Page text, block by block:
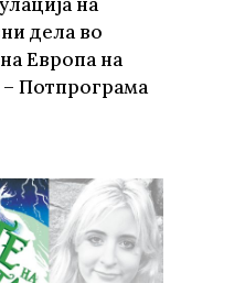
дела во
Европа на
– Потпрограма